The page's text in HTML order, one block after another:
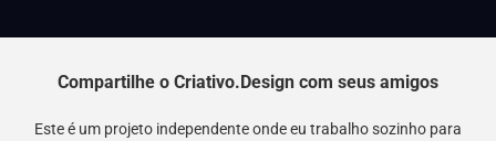
Compartilhe o Criativo.Design com seus amigos
Este é um projeto independente onde eu trabalho sozinho para